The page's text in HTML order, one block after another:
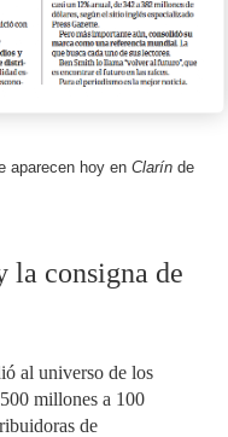
aparecen hoy en Clarín de
la consigna de
al universo de los
millones a 100
de